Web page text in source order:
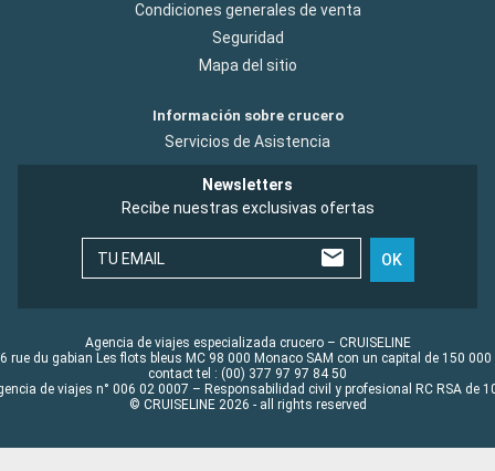
Condiciones generales de venta
Seguridad
Mapa del sitio
Información sobre crucero
Servicios de Asistencia
Newsletters
Recibe nuestras exclusivas ofertas
TU EMAIL OK
Agencia de viajes especializada crucero – CRUISELINE
rue du gabian Les flots bleus MC 98 000 Monaco SAM con un capital de 150 000
contact tel : (00) 377 97 97 84 50
de viajes n° 006 02 0007 – Responsabilidad civil y profesional RC RSA de
© CRUISELINE 2026 - all rights reserved